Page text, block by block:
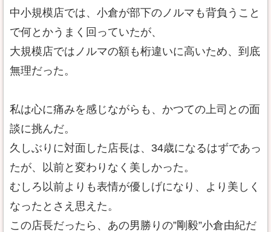
中小規模店では、小倉が部下のノルマも背負うこと
で何とかうまく回っていたが、
大規模店ではノルマの額も桁違いに高いため、到底
無理だった。
私は心に痛みを感じながらも、かつての上司との面
談に挑んだ。
久しぶりに対面した店長は、34歳になるはずであっ
たが、以前と変わりなく美しかった。
むしろ以前よりも表情が優しげになり、より美しく
なったとさえ思えた。
この店長だったら、あの男勝りの”剛毅”小倉由紀だ